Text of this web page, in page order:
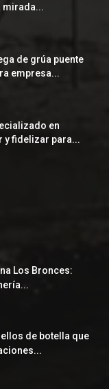
mirada...
de grúa puente
empresa...
en
y fidelizar para...
Los Bronces:
de botella que